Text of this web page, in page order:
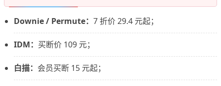
Downie / Permute： 7 折价 29.4 元起；
IDM： 买断价 109 元；
白描： 会员买断 15 元起；